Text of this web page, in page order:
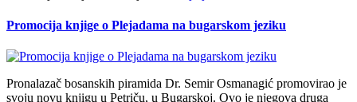
Promocija knjige o Plejadama na bugarskom jeziku
Pronalazač bosanskih piramida Dr. Semir Osmanagić promovirao je
svoju novu knjigu u Petriču, u Bugarskoj. Ovo je njegova druga